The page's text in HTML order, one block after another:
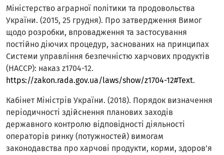
Міністерство аграрної політики та продовольства
України. (2015, 25 грудня). Про затвердження Вимог
щодо розробки, впровадження та застосування
постійно діючих процедур, заснованих на принципах
Системи управління безпечністю харчових продуктів
(НАССР): наказ z1704-12.
https://zakon.rada.gov.ua/laws/show/z1704-12#Text.
Кабінет Міністрів України. (2018). Порядок визначення
періодичності здійснення планових заходів
державного контролю відповідності діяльності
операторів ринку (потужностей) вимогам
законодавства про харчові продукти, корми, здоров’я